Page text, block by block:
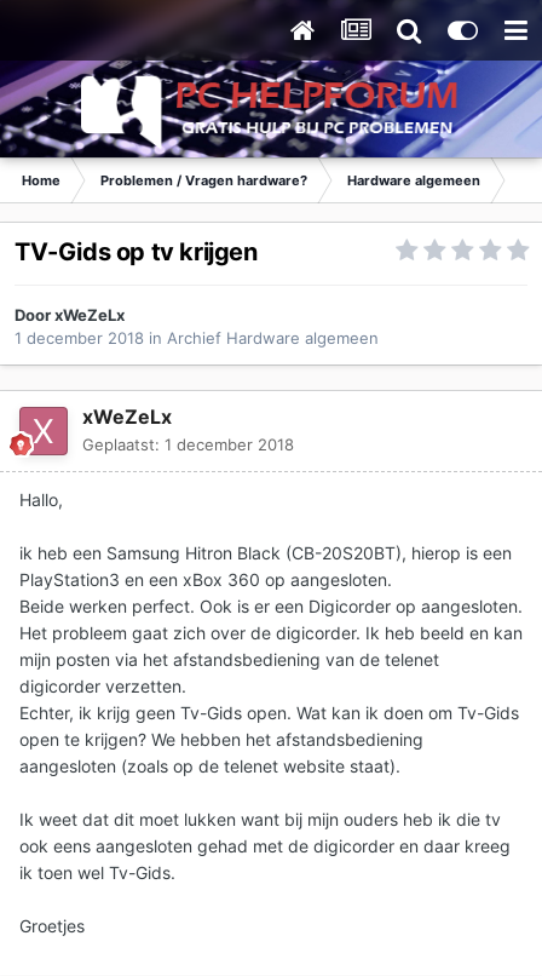
Home Problemen / Vragen hardware? Hardware algemeen
TV-Gids op tv krijgen
DoorxWeZeLx
1 december 2018 in Archief Hardware algemeen
xWeZeLx
Geplaatst: 1 december 2018
Hallo,
ik heb een Samsung Hitron Black (CB-20S20BT), hierop is een
PlayStation3 en een xBox 360 op aangesloten.
Beide werken perfect. Ook is er een Digicorder op aangesloten.
Het probleem gaat zich over de digicorder. Ik heb beeld en kan
mijn posten via het afstandsbediening van de telenet
digicorder verzetten.
Echter, ik krijg geen Tv-Gids open. Wat kan ik doen om Tv-Gids
open te krijgen? We hebben het afstandsbediening
aangesloten (zoals op de telenet website staat).
Ik weet dat dit moet lukken want bij mijn ouders heb ik die tv
ook eens aangesloten gehad met de digicorder en daar kreeg
ik toen wel Tv-Gids.
Groetjes